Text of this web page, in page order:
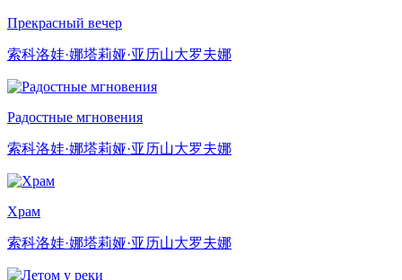
Прекрасный вечер
索科洛娃·娜塔莉娅·亚历山大罗夫娜
Радостные мгновения
索科洛娃·娜塔莉娅·亚历山大罗夫娜
Храм
索科洛娃·娜塔莉娅·亚历山大罗夫娜